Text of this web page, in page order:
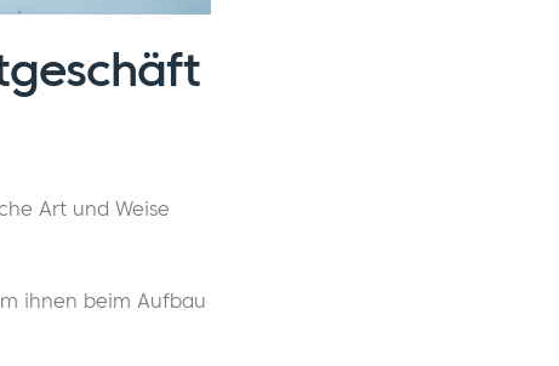
Art und Weise
ihnen beim Aufbau